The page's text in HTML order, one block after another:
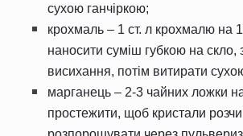
сухою ганчіркою;
крохмаль – 1 ст. л крохмалю на
наносити суміш губкою на скло,
висихання, потім витирати
марганець – 2-3 чайних ложки
простежити, щоб кристали